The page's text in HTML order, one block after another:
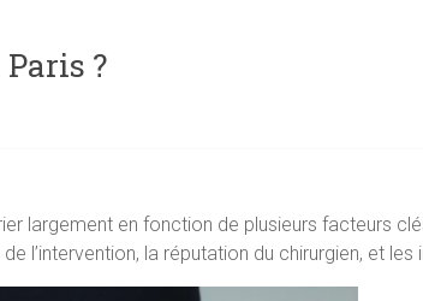
?
largement en fonction de plusieurs facteurs
l’intervention, la réputation du chirurgien, et les